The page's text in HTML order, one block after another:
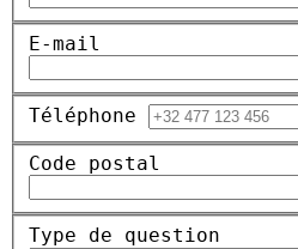
E-mail
Téléphone
Code postal
Type de question